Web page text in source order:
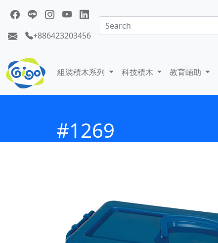
+886423203456
組裝積木系列 科技積木 教育輔助
#1269